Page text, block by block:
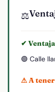
⚖️
✔
🟢 Calle
⚠ A